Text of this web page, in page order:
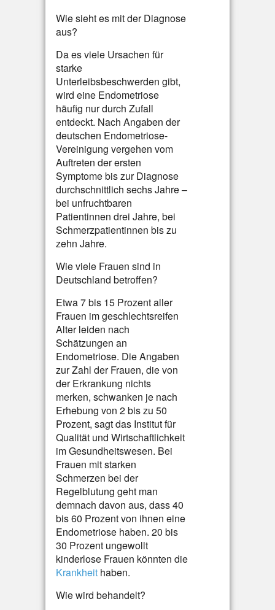
Wie sieht es mit der Diagnose
aus?
Da es viele Ursachen für
starke
Unterleibsbeschwerden gibt,
wird eine Endometriose
häufig nur durch Zufall
entdeckt. Nach Angaben der
deutschen Endometriose-
Vereinigung vergehen vom
Auftreten der ersten
Symptome bis zur Diagnose
durchschnittlich sechs Jahre –
bei unfruchtbaren
Patientinnen drei Jahre, bei
Schmerzpatientinnen bis zu
zehn Jahre.
Wie viele Frauen sind in
Deutschland betroffen?
Etwa 7 bis 15 Prozent aller
Frauen im geschlechtsreifen
Alter leiden nach
Schätzungen an
Endometriose. Die Angaben
zur Zahl der Frauen, die von
der Erkrankung nichts
merken, schwanken je nach
Erhebung von 2 bis zu 50
Prozent, sagt das Institut für
Qualität und Wirtschaftlichkeit
im Gesundheitswesen. Bei
Frauen mit starken
Schmerzen bei der
Regelblutung geht man
demnach davon aus, dass 40
bis 60 Prozent von ihnen eine
Endometriose haben. 20 bis
30 Prozent ungewollt
kinderlose Frauen könnten die
Krankheit haben.
Wie wird behandelt?